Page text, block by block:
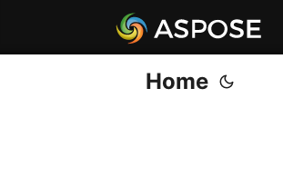
Home